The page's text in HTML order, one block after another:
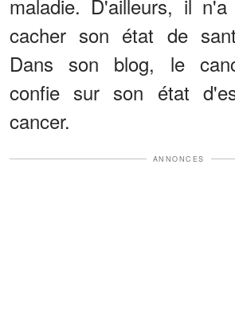
maladie. D'ailleurs, il
cacher son état de
Dans son blog, le
confie sur son état
cancer.
ANNONCES